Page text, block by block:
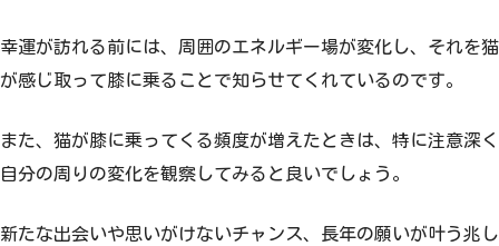
幸運が訪れる前には、周囲のエネルギー場が変化し、それを猫
が感じ取って膝に乗ることで知らせてくれているのです。
また、猫が膝に乗ってくる頻度が増えたときは、特に注意深く
自分の周りの変化を観察してみると良いでしょう。
新たな出会いや思いがけないチャンス、長年の願いが叶う兆し